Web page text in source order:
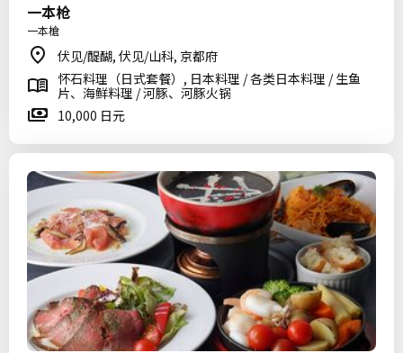
一本枪
一本槍
伏见/醍醐, 伏见/山科, 京都府
怀石料理（日式套餐）, 日本料理 / 各类日本料理 / 生鱼
片、海鲜料理 / 河豚、河豚火锅
10,000 日元